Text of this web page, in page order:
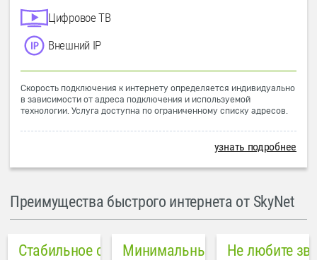
Цифровое ТВ
Внешний IP
Скорость подключения к интернету определяется индивидуально
в зависимости от адреса подключения и используемой
технологии. Услуга доступна по ограниченному списку адресов.
узнать подробнее
Преимущества быстрого интернета от SkyNet
Стабильное соединениеМинимальный пинг в городе
Не любите